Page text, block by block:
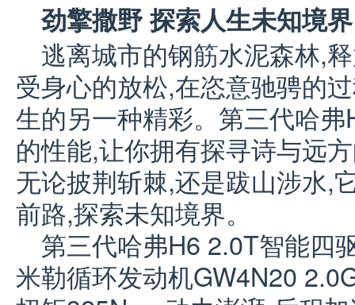
劲擎撒野 探索人生未知境界
逃离城市的钢筋水泥森林,
受身心的放松,在恣意驰骋的
生的另一种精彩。第三代哈
的性能,让你拥有探寻诗与远
无论披荆斩棘,还是跋山涉水,
前路,探索未知境界。
第三代哈弗H6 2.0T智能四
米勒循环发动机GW4N20